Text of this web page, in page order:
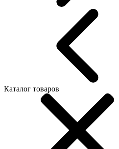
Каталог товаров